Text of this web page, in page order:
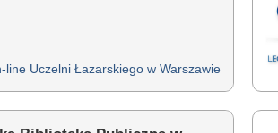
line Uczelni Łazarskiego w Warszawie